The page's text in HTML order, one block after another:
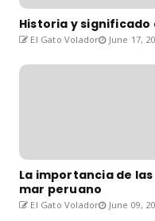
Historia y significado
El Gato Volador June 17,
La importancia de
mar peruano
El Gato Volador June 09,